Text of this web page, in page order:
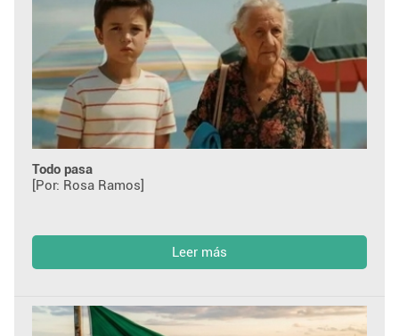
Todo pasa
[Por: Rosa Ramos]
Leer más